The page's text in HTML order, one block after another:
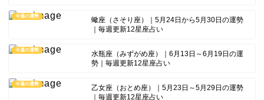
今週の運勢
蠍座（さそり座）｜5月24日から5月30日の運勢
｜毎週更新12星座占い
今週の運勢
水瓶座（みずがめ座）｜6月13日～6月19日の運
勢｜毎週更新12星座占い
今週の運勢
乙女座（おとめ座）｜5月23日～5月29日の運勢
｜毎週更新12星座占い